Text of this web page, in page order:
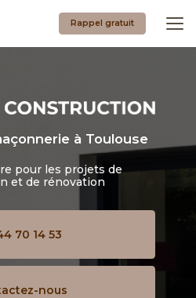
Rappel gratuit
à Toulouse
pour les projets de
et de rénovation
70 14 53
nous